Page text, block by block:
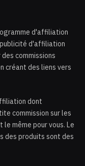
d'affiliation
publicité d'affiliation
commissions
créant des liens vers
dont
commission sur les
même pour vous. Le
des produits sont des